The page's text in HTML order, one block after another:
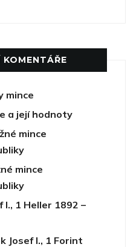
KOMENTÁŘE
mince
a její hodnoty
mince
mince
I., 1 Heller 1892 –
Josef I., 1 Forint